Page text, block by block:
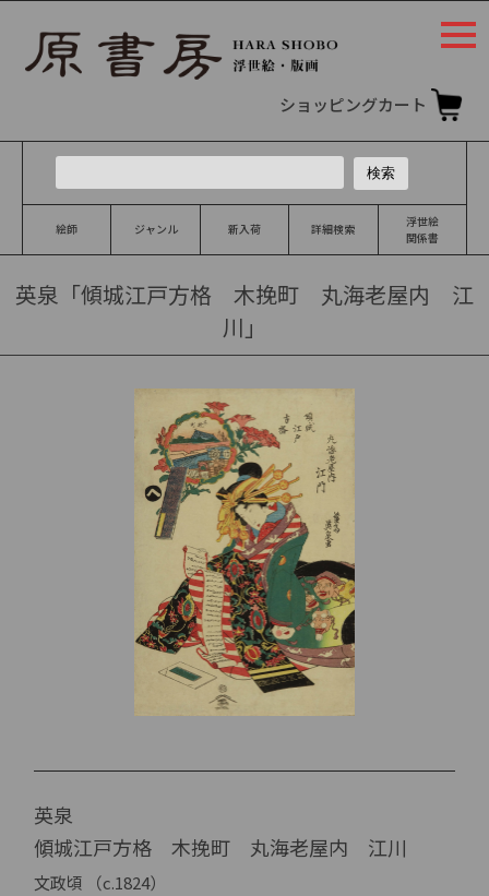
ショッピングカート
絵師 ジャンル 新入荷 詳細検索
浮世絵
関係書
英泉「傾城江戸方格 木挽町 丸海老屋内 江
川」
英泉
傾城江戸方格 木挽町 丸海老屋内 江川
文政頃 （c.1824）